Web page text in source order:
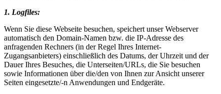
1. Logfiles:
Wenn Sie diese Webseite besuchen, speichert unser Webserver
automatisch den Domain-Namen bzw. die IP-Adresse des
anfragenden Rechners (in der Regel Ihres Internet-
Zugangsanbieters) einschließlich des Datums, der Uhrzeit und der
Dauer Ihres Besuches, die Unterseiten/URLs, die Sie besuchen
sowie Informationen über die/den von Ihnen zur Ansicht unserer
Seiten eingesetzte/-n Anwendungen und Endgeräte.